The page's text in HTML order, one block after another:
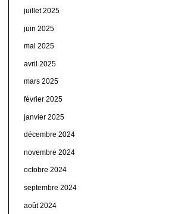
juillet 2025
juin 2025
mai 2025
avril 2025
mars 2025
février 2025
janvier 2025
décembre 2024
novembre 2024
octobre 2024
septembre 2024
août 2024